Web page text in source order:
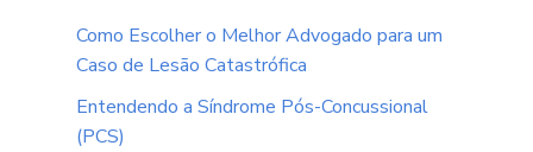
Como Escolher o Melhor Advogado para um
Caso de Lesão Catastrófica
Entendendo a Síndrome Pós-Concussional
(PCS)